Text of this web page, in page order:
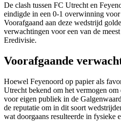
De clash tussen FC Utrecht en
eindigde in een 0-1 overwinning
Voorafgaand aan deze wedstrijd
verwachtingen voor een van de
Eredivisie.
Voorafgaande
Hoewel Feyenoord op papier als
Utrecht bekend om het vermogen om
voor eigen publiek in de
de reputatie om in dit soort
wat doorgaans resulteerde in fysieke